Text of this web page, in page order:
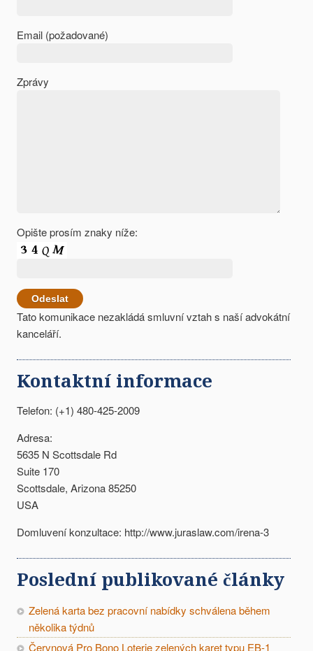
Email (požadované)
Zprávy
Opište prosím znaky níže:
Tato komunikace nezakládá smluvní vztah s naší advokátní
kanceláří.
Kontaktní informace
Telefon: (+1) 480-425-2009
Adresa:
5635 N Scottsdale Rd
Suite 170
Scottsdale, Arizona 85250
USA
Domluvení konzultace: http://www.juraslaw.com/irena-3
Poslední publikované články
Zelená karta bez pracovní nabídky schválena během
několika týdnů
Červnová Pro Bono Loterie zelených karet typu EB-1